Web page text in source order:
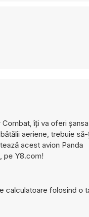
îți va oferi
aeriene, trebuie
acest avion Panda
pe Y8.com!
calculatoare folosind o